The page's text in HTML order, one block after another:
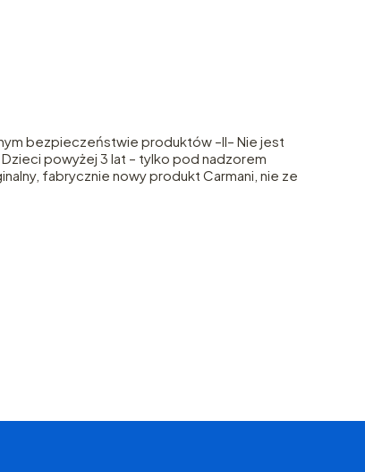
bezpieczeństwie produktów –II– Nie jest
powyżej 3 lat – tylko pod nadzorem
fabrycznie nowy produkt Carmani, nie ze